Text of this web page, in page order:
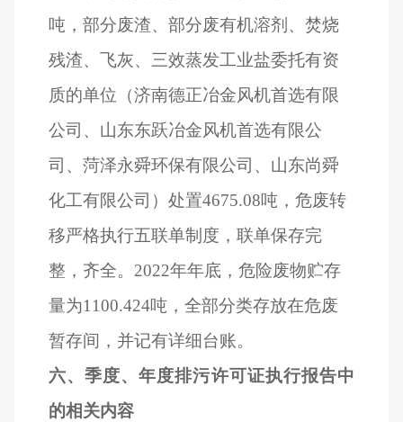
吨，部分废渣、部分废有机溶剂、焚烧
残渣、飞灰、三效蒸发工业盐委托有资
质的单位（济南德正冶金风机首选有限
公司、山东东跃冶金风机首选有限公
司、菏泽永舜环保有限公司、山东尚舜
化工有限公司）处置4675.08吨，危废转
移严格执行五联单制度，联单保存完
整，齐全。2022年年底，危险废物贮存
量为1100.424吨，全部分类存放在危废
暂存间，并记有详细台账。
六、季度、年度排污许可证执行报告中
的相关内容